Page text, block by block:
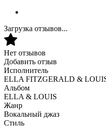
Загрузка отзывов...
Нет отзывов
Добавить отзыв
Исполнитель
ELLA FITZGERALD &
Альбом
ELLA & LOUIS
Жанр
Вокальный джаз
Стиль